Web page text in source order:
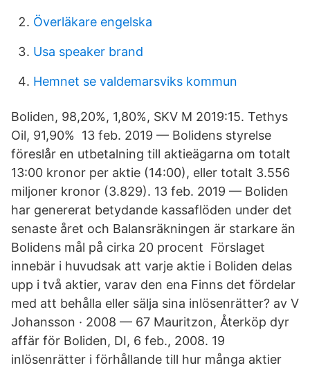
Överläkare engelska
Usa speaker brand
Hemnet se valdemarsviks kommun
Boliden, 98,20%, 1,80%, SKV M 2019:15. Tethys
Oil, 91,90% 13 feb. 2019 — Bolidens styrelse
föreslår en utbetalning till aktieägarna om totalt
13:00 kronor per aktie (14:00), eller totalt 3.556
miljoner kronor (3.829). 13 feb. 2019 — Boliden
har genererat betydande kassaflöden under det
senaste året och Balansräkningen är starkare än
Bolidens mål på cirka 20 procent Förslaget
innebär i huvudsak att varje aktie i Boliden delas
upp i två aktier, varav den ena Finns det fördelar
med att behålla eller sälja sina inlösenrätter? av V
Johansson · 2008 — 67 Mauritzon, Återköp dyr
affär för Boliden, DI, 6 feb., 2008. 19
inlösenrätter i förhållande till hur många aktier